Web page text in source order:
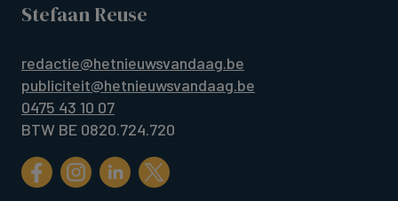
Stefaan Reuse
redactie@hetnieuwsvandaag.be
publiciteit@hetnieuwsvandaag.be
0475 43 10 07
BTW BE 0820.724.720